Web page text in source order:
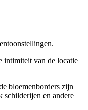
intimiteit van de locatie
bloemenborders zijn
schilderijen en andere